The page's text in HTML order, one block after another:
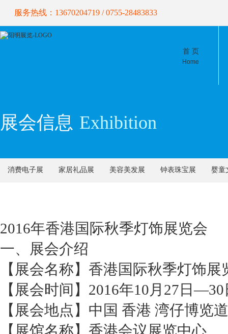
服务热线：13670204719 / 0755-28483833
首 页
Home
展会信息 Exhibition
消费电子展 家居礼品展 美容美发展 钟表珠宝展 婴童
2016年香港国际秋季灯饰展览会
一、展会介绍
【展会名称】香港国际秋季灯饰展
【展会时间】2016年10月27日
【展会地点】中国 香港 湾仔博览
【展馆名称】香港会议展览中心